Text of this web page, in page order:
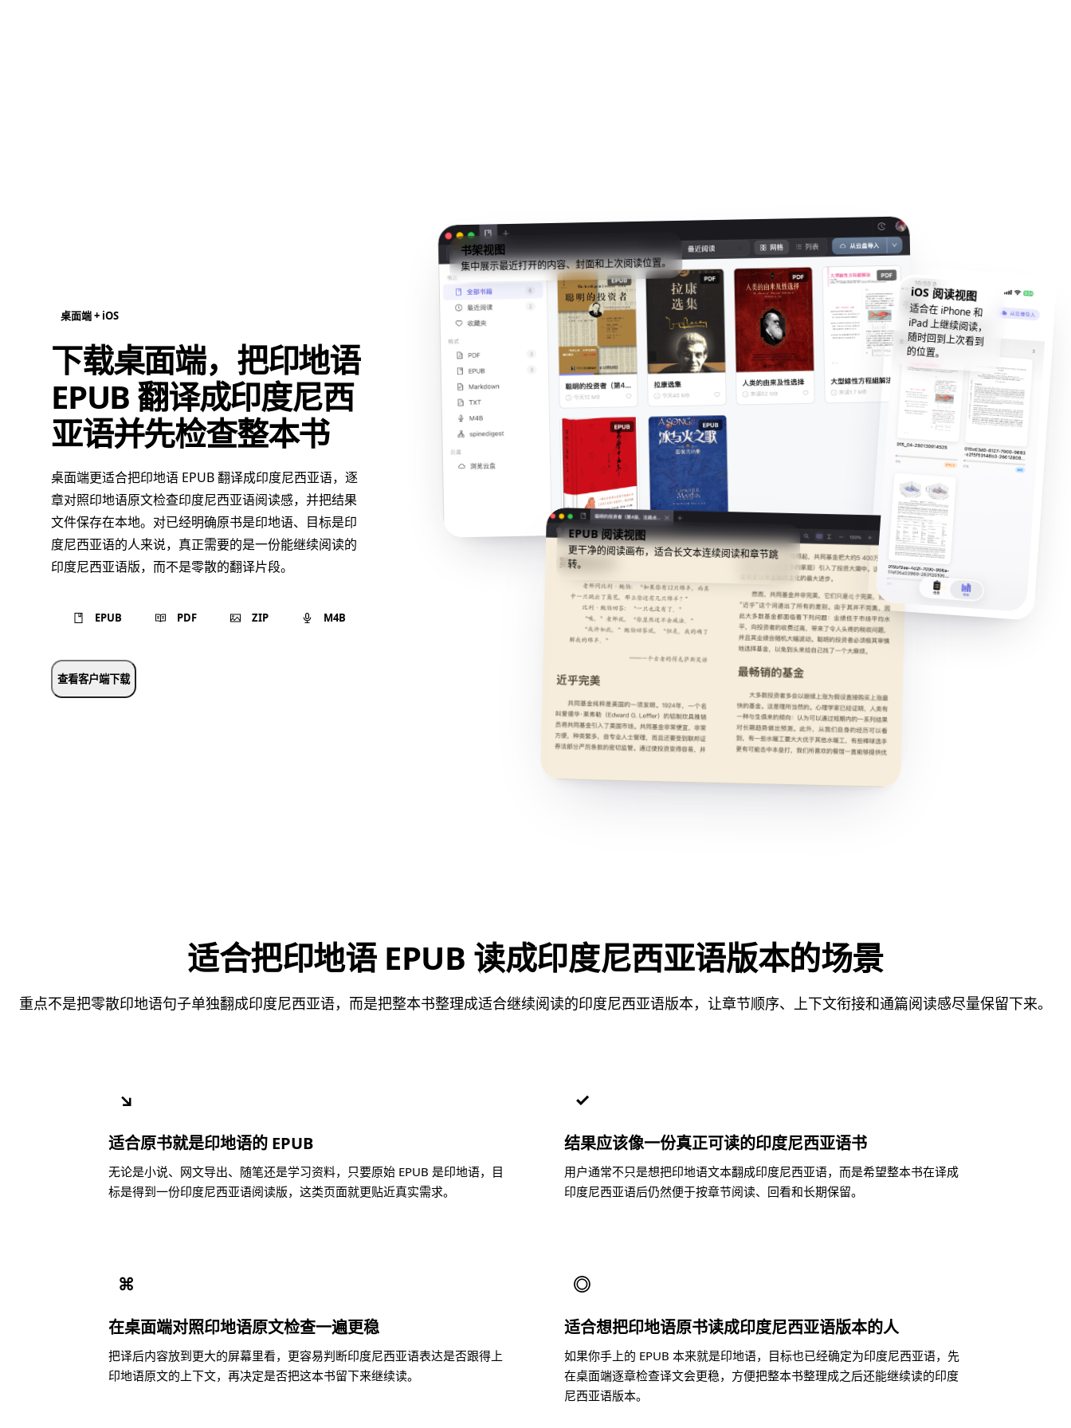
桌面端 + iOS
下载桌面端，把印地语
EPUB 翻译成印度尼西
亚语并先检查整本书
桌面端更适合把印地语 EPUB 翻译成印度尼西亚语，逐
章对照印地语原文检查印度尼西亚语阅读感，并把结果
文件保存在本地。对已经明确原书是印地语、目标是印
度尼西亚语的人来说，真正需要的是一份能继续阅读的
印度尼西亚语版，而不是零散的翻译片段。
EPUB PDF ZIP M4B
查看客户端下载
书架视图
集中展示最近打开的内容、封面和上次阅读位置。
EPUB 阅读视图
更干净的阅读画布，适合长文本连续阅读和章节跳
转。
iOS 阅读视图
适合在 iPhone 和
iPad 上继续阅读，
随时回到上次看到
的位置。
适合把印地语 EPUB 读成印度尼西亚语版本的场景
重点不是把零散印地语句子单独翻成印度尼西亚语，而是把整本书整理成适合继续阅读的印度尼西亚语版本，让章节顺序、上下文衔接和通篇阅读感尽量保留下来。
↘
适合原书就是印地语的 EPUB
无论是小说、网文导出、随笔还是学习资料，只要原始 EPUB 是印地语，目
标是得到一份印度尼西亚语阅读版，这类页面就更贴近真实需求。
✓
结果应该像一份真正可读的印度尼西亚语书
用户通常不只是想把印地语文本翻成印度尼西亚语，而是希望整本书在译成
印度尼西亚语后仍然便于按章节阅读、回看和长期保留。
⌘
在桌面端对照印地语原文检查一遍更稳
把译后内容放到更大的屏幕里看，更容易判断印度尼西亚语表达是否跟得上
印地语原文的上下文，再决定是否把这本书留下来继续读。
◎
适合想把印地语原书读成印度尼西亚语版本的人
如果你手上的 EPUB 本来就是印地语，目标也已经确定为印度尼西亚语，先
在桌面端逐章检查译文会更稳，方便把整本书整理成之后还能继续读的印度
尼西亚语版本。